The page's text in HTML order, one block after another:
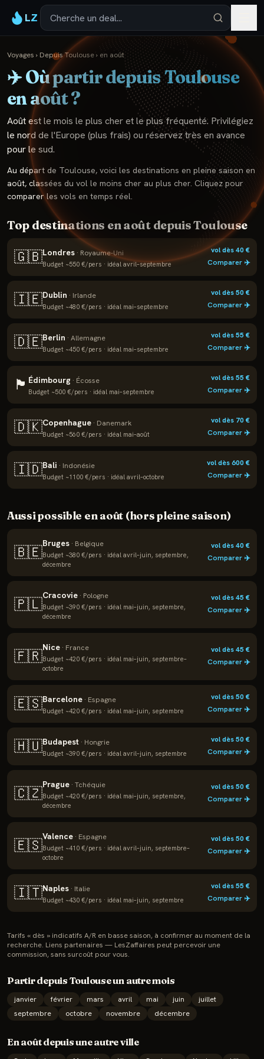
LZ
Voyages › DepuisToulouse› en août
✈️ Où partir depuisToulouse
enaoût?
Août est le mois le plus cher et le plus fréquenté. Privilégiez
le nord de l'Europe (plus frais) ou réservez très en avance
pour le sud.
Au départ de Toulouse, voici les destinations en pleine saison en
août, classées du vol le moins cher au plus cher. Cliquez pour
comparer les vols en temps réel.
Top destinations enaoûtdepuisToulouse
🇬🇧Londres · Royaume-Uni
Budget ~550 €/pers · idéal avril–septembre
vol dès40€
Comparer ✈️
🇮🇪Dublin · Irlande
Budget ~480 €/pers · idéal mai–septembre
vol dès50€
Comparer ✈️
🇩🇪Berlin · Allemagne
Budget ~450 €/pers · idéal mai–septembre
vol dès55 €
Comparer ✈️
🏴 Édimbourg · Écosse
Budget ~500 €/pers · idéal mai–septembre
vol dès55 €
Comparer ✈️
🇩🇰Copenhague · Danemark
Budget ~560 €/pers · idéal mai–août
vol dès 70€
Comparer ✈️
🇮🇩Bali · Indonésie
Budget ~1100 €/pers · idéal avril–octobre
vol dès600€
Comparer ✈️
Aussi possible enaoût (hors pleine saison)
🇧🇪Bruges · Belgique
Budget ~380 €/pers · idéal avril–juin, septembre,
décembre
vol dès40€
Comparer ✈️
🇵🇱Cracovie · Pologne
Budget ~390 €/pers · idéal mai–juin, septembre,
décembre
vol dès45 €
Comparer ✈️
🇫🇷Nice · France
Budget ~420 €/pers · idéal mai–juin, septembre–
octobre
vol dès45 €
Comparer ✈️
🇪🇸Barcelone · Espagne
Budget ~420 €/pers · idéal mai–juin, septembre
vol dès50€
Comparer ✈️
🇭🇺Budapest · Hongrie
Budget ~390 €/pers · idéal avril–juin, septembre
vol dès50€
Comparer ✈️
🇨🇿Prague · Tchéquie
Budget ~420 €/pers · idéal mai–juin, septembre,
décembre
vol dès50€
Comparer ✈️
🇪🇸Valence · Espagne
Budget ~410 €/pers · idéal avril–juin, septembre–
octobre
vol dès50€
Comparer ✈️
🇮🇹Naples · Italie
Budget ~430 €/pers · idéal mai–juin, septembre
vol dès55 €
Comparer ✈️
Tarifs « dès » indicatifs A/R en basse saison, à confirmer au moment de la
recherche. Liens partenaires — LesZaffaires peut percevoir une
commission, sans surcoût pour vous.
Partir depuisToulouseun autre mois
janvier février mars avril mai juin
juillet
septembre
octobre novembre décembre
Enaoûtdepuis une autre ville